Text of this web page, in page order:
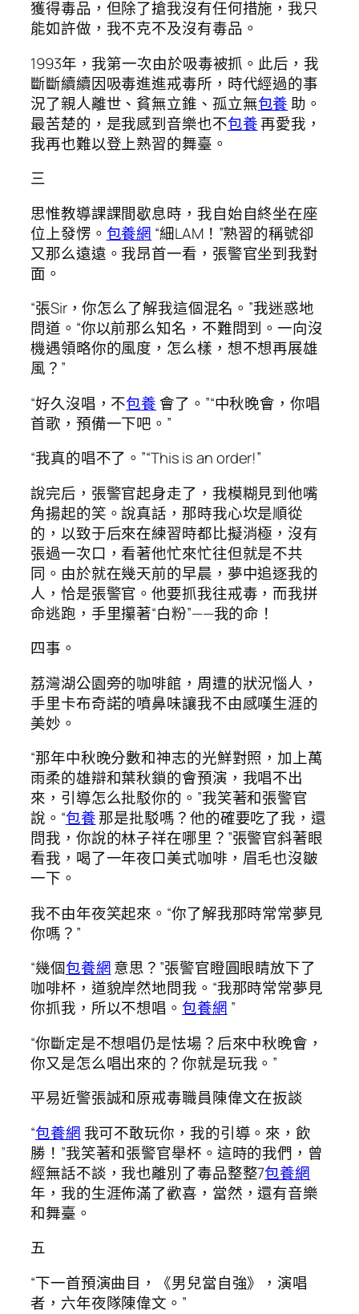
獲得毒品，但除了搶我沒有任何措施，我只
能如許做，我不克不及沒有毒品。
1993年，我第一次由於吸毒被抓。此后，我
斷斷續續因吸毒進進戒毒所，時代經過的事
況了親人離世、貧無立錐、孤立無包養助。
最苦楚的，是我感到音樂也不包養再愛我，
我再也難以登上熟習的舞臺。
三
思惟教導課課間歇息時，我自始自終坐在座
位上發愣。 包養網 “細LAM！”熟習的稱號卻
又那么遠遠。我昂首一看，張警官坐到我對
面。
“張Sir，你怎么了解我這個混名。”我迷惑地
問道。“你以前那么知名，不難問到。一向沒
機遇領略你的風度，怎么樣，想不想再展雄
風？”
“好久沒唱，不包養會了。”“中秋晚會，你唱
首歌，預備一下吧。”
“我真的唱不了。”“This is an order!”
說完后，張警官起身走了，我模糊見到他嘴
角揚起的笑。說真話，那時我心坎是順從
的，以致于后來在練習時都比擬消極，沒有
張過一次口，看著他忙來忙往但就是不共
同。由於就在幾天前的早晨，夢中追逐我的
人，恰是張警官。他要抓我往戒毒，而我拼
命逃跑，手里攥著“白粉”——我的命！
四事。
荔灣湖公園旁的咖啡館，周遭的狀況惱人，
手里卡布奇諾的噴鼻味讓我不由感嘆生涯的
美妙。
“那年中秋晚分數和神志的光鮮對照，加上萬
雨柔的雄辯和葉秋鎖的會預演，我唱不出
來，引導怎么批駁你的。”我笑著和張警官
說。“包養那是批駁嗎？他的確要吃了我，還
問我，你說的林子祥在哪里？”張警官斜著眼
看我，喝了一年夜口美式咖啡，眉毛也沒皺
一下。
我不由年夜笑起來。“你了解我那時常常夢見
你嗎？”
“幾個包養網意思？”張警官瞪圓眼睛放下了
咖啡杯，道貌岸然地問我。“我那時常常夢見
你抓我，所以不想唱。 包養網 ”
“你斷定是不想唱仍是怯場？后來中秋晚會，
你又是怎么唱出來的？你就是玩我。”
平易近警張誠和原戒毒職員陳偉文在扳談
“包養網 我可不敢玩你，我的引導。來，飲
勝！”我笑著和張警官舉杯。這時的我們，曾
經無話不談，我也離別了毒品整整7包養網
年，我的生涯佈滿了歡喜，當然，還有音樂
和舞臺。
五
“下一首預演曲目，《男兒當自強》，演唱
者，六年夜隊陳偉文。”